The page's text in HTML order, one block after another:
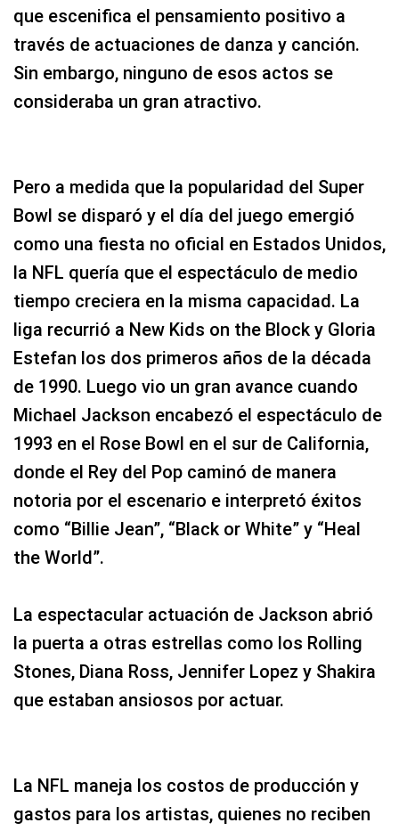
que escenifica el pensamiento positivo a
través de actuaciones de danza y canción.
Sin embargo, ninguno de esos actos se
consideraba un gran atractivo.
Pero a medida que la popularidad del Super
Bowl se disparó y el día del juego emergió
como una fiesta no oficial en Estados Unidos,
la NFL quería que el espectáculo de medio
tiempo creciera en la misma capacidad. La
liga recurrió a New Kids on the Block y Gloria
Estefan los dos primeros años de la década
de 1990. Luego vio un gran avance cuando
Michael Jackson encabezó el espectáculo de
1993 en el Rose Bowl en el sur de California,
donde el Rey del Pop caminó de manera
notoria por el escenario e interpretó éxitos
como “Billie Jean”, “Black or White” y “Heal
the World”.
La espectacular actuación de Jackson abrió
la puerta a otras estrellas como los Rolling
Stones, Diana Ross, Jennifer Lopez y Shakira
que estaban ansiosos por actuar.
La NFL maneja los costos de producción y
gastos para los artistas, quienes no reciben